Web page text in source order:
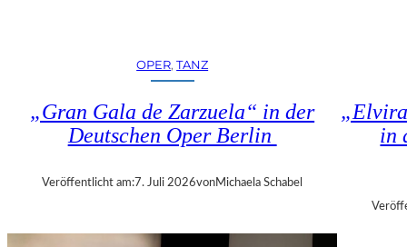
N
D
T
H
I
N
OPER, TANZ
„Gran Gala de Zarzuela“ in der
Deutschen Oper Berlin
Veröffentlicht am:7. Juli 2026vonMichaela Schabel
in